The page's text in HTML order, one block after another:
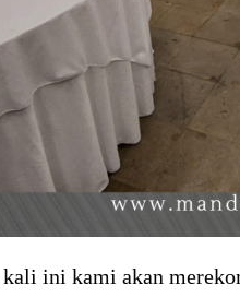
kali ini kami akan